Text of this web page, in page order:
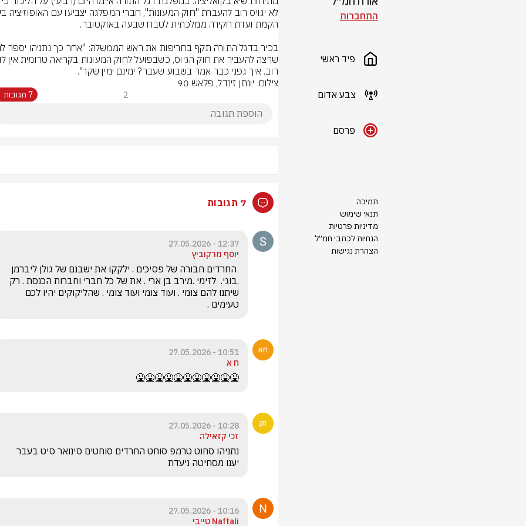
התחברות
פיד ראשי
צבע אדום
פרסם
תמיכה
תנאי שימוש
מדיניות פרטיות
הנחיות לכתבי חמ״ל
הצהרת נגישות
רוב. איך גפני כבר אמר בשבוע שעבר? ימינם ימין שקר".
צילום: יונתן זינדל, פלאש 90
2 7 תגובות
7 תגובות
12:37 - 27.05.2026
יוסף מרקוביץ
טעימים .
10:51 - 27.05.2026
ח א
🤮🤮🤮🤮🤮🤮🤮🤮🤮🤮🤮
10:28 - 27.05.2026
זכי קזאילה
יענו מסחיטה ניעדת
10:16 - 27.05.2026
Naftali טייבי